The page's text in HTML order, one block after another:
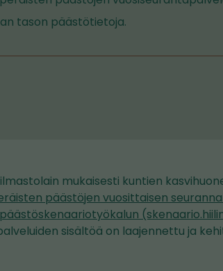
tason päästötietoja.
mukaisesti kuntien
päästöjen vuosittaisen
päästöskenaariotyökalun
sisältöä on laajennettu ja